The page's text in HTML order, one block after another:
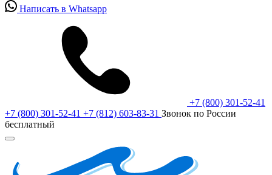
Написать в Whatsapp
+7 (800) 301-52-41
+7 (800) 301-52-41 +7 (812) 603-83-31 Звонок по России
бесплатный